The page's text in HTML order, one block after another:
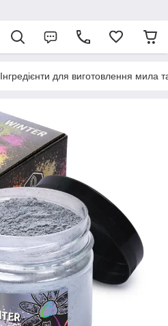
Інгредієнти для виготовлення мила